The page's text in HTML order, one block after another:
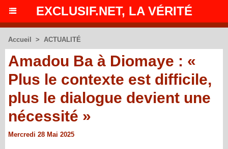
EXCLUSIF.NET, LA VÉRITÉ
Accueil > ACTUALITÉ
Amadou Ba à Diomaye : «
Plus le contexte est difficile,
plus le dialogue devient une
nécessité »
Mercredi 28 Mai 2025